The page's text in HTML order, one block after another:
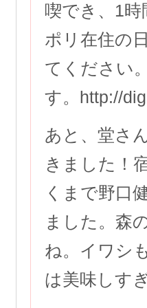
喫でき、1
ポリ在住の
てください
す。http://
あと、堂さ
きました！
くまで野口
ました。森
ね。イワシ
は美味しす